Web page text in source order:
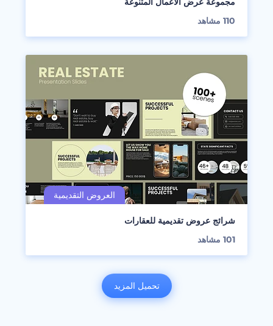
110 مشاهد
شرائج عروض تقديمية للعقارات
101 مشاهد
تحميل المزيد